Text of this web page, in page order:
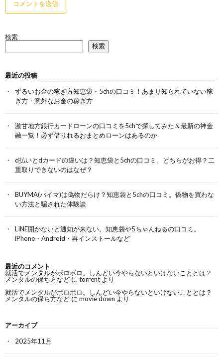
検索
検索
最近の投稿
ずるいお金の稼ぎ方知恵袋・5chの口コミ！あまり知られていない稼
ぎ方・意外なお金の稼ぎ方
激甘地方銀行カードローンの口コミを5chで探してみた＆最新の神金
融一覧！必ず借りれるおまとめローンはあるのか
d払いとdカードの違いは？知恵袋と5chの口コミ。どちらがお得？二
重取りできないのはなぜ？
BUYMA(バイマ)は偽物だらけ？知恵袋と5chの口コミ。偽物を買わな
い方法と騙された体験談
LINE開かないと通知が来ない。知恵袋や5ちゃんねるの口コミ。
iPhone・Android・再インストールなど
最近のコメント
就活でメンタルがボロボロ。しんどい今やらないといけないこととは？
メンタルの保ち方など に torrent より
就活でメンタルがボロボロ。しんどい今やらないといけないこととは？
メンタルの保ち方など に movie down より
アーカイブ
2025年11月